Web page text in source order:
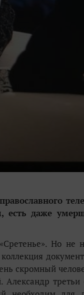
есть даже
Но не
скромный
третьи